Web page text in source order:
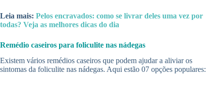
Leia mais: Pelos encravados: como se livrar deles uma vez por
todas? Veja as melhores dicas do dia
Remédio caseiros para foliculite nas nádegas
Existem vários remédios caseiros que podem ajudar a aliviar os
sintomas da foliculite nas nádegas. Aqui estão 07 opções populares: